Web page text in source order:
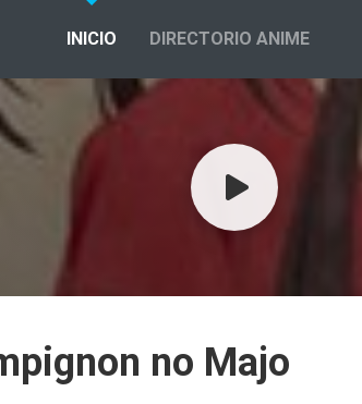
INICIO DIRECTORIO ANIME
no Majo